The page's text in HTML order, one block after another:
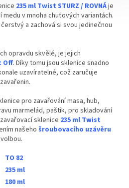
235 ml Twist STURZ / ROVNÁje
v mnoha chuťových variantách.
a zachová si svou jedinečnou
opravdu skvělé, je jejich
Off. Díky tomu jsou sklenice snadno
uzavíratelné, což zaručuje
pro zavařování masa, hub,
marmelád, paštik, pro skladování
sklenice 235 ml Twist
našehošroubovacího uzávěru
TO 82
235 ml
180 ml